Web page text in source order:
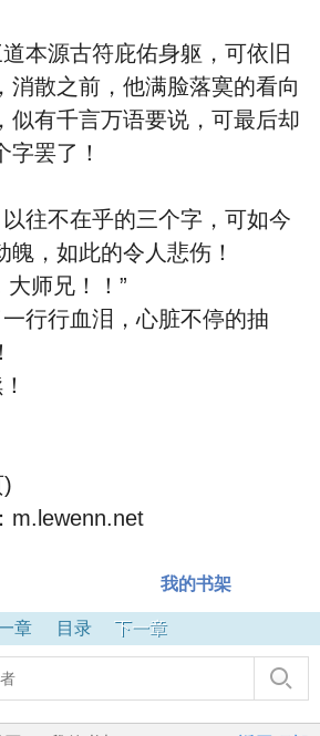
本源古符庇佑身躯，可依旧
消散之前，他满脸落寞的看向
似有千言万语要说，可最后却
罢了！
往不在乎的三个字，可如今
，如此的令人悲伤！
师兄！！”
行行血泪，心脏不停的抽
m.lewenn.net
我的书架
章 目录 下一章